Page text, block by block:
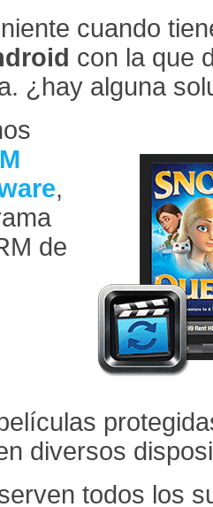
cuando
con la que
¿hay alguna
,
de
diversos
todos los